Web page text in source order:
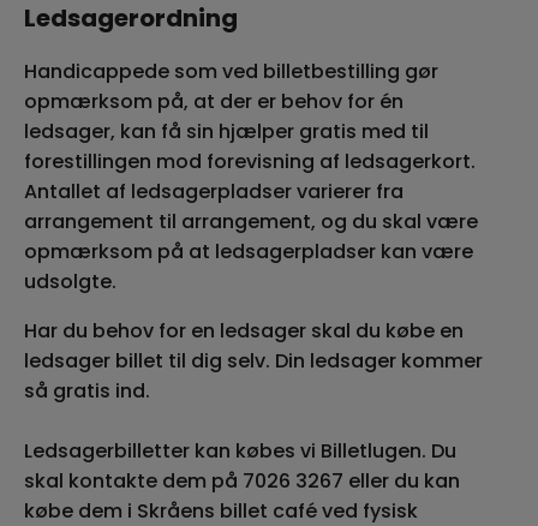
Ledsagerordning
Handicappede som ved billetbestilling gør
opmærksom på, at der er behov for én
ledsager, kan få sin hjælper gratis med til
forestillingen mod forevisning af ledsagerkort.
Antallet af ledsagerpladser varierer fra
arrangement til arrangement, og du skal være
opmærksom på at ledsagerpladser kan være
udsolgte.
Har du behov for en ledsager skal du købe en
ledsager billet til dig selv. Din ledsager kommer
så gratis ind.
Ledsagerbilletter kan købes vi Billetlugen. Du
skal kontakte dem på 7026 3267 eller du kan
købe dem i Skråens billet café ved fysisk